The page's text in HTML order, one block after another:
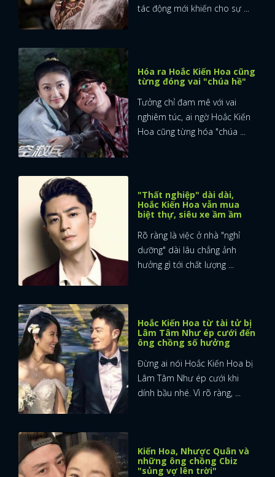
tác động mới khiến cho sự ...
Hóa ra Hoắc Kiến Hoa cũng
từng đóng vai "chúa hề"
Tưởng chỉ đam mê với vai
nghiêm túc, ai ngờ Hoắc Kiến
Hoa cũng từng hóa "chúa ...
"Thất nghiệp" dài dài,
Hoắc Kiến Hoa vẫn mua
biệt thự, siêu xe ầm ầm
Rõ ràng là việc ở nhà "nghỉ
dưỡng" dài lâu chẳng ảnh
hưởng gì tới chất lượng ...
Hoắc Kiến Hoa từ tài tử bị
Lâm Tâm Như ép cưới đến
ông chồng số hưởng
Đừng ai nói Hoắc Kiến Hoa bị
Lâm Tâm Như ép cưới khi
dính bầu nhé. Vì rõ ràng, ...
Kiến Hoa, Nhược Quân và
những ông chồng Cbiz
"sủng vợ lên trời"